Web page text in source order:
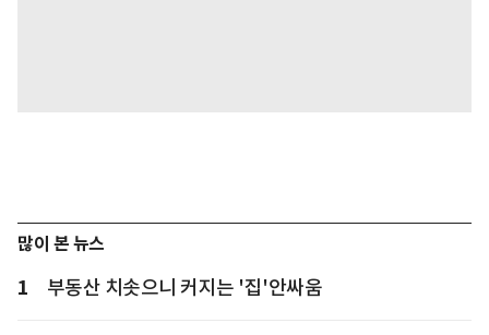
많이 본 뉴스
1 부동산 치솟으니 커지는 '집'안싸움